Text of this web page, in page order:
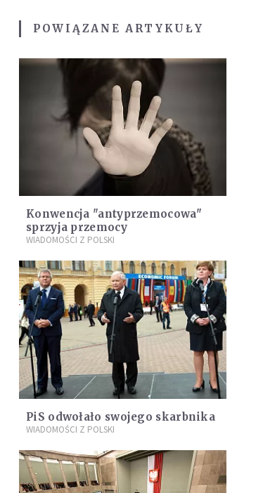
POWIĄZANE ARTYKUŁY
Konwencja "antyprzemocowa"
sprzyja przemocy
WIADOMOŚCI Z POLSKI
PiS odwołało swojego skarbnika
WIADOMOŚCI Z POLSKI